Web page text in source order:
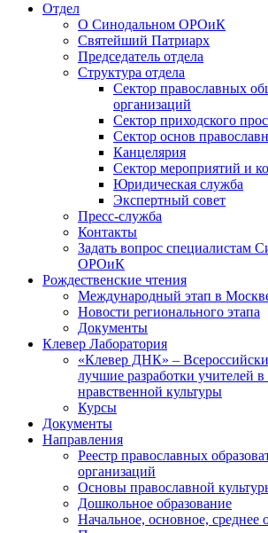
Отдел
О Синодальном ОРОиК
Святейший Патриарх
Председатель отдела
Структура отдела
Сектор православных
организаций
Сектор приходского
Сектор основ
Канцелярия
Сектор мероприятий и
Юридическая служба
Экспертный совет
Пресс-служба
Контакты
Задать вопрос специалистам
ОРОиК
Рождественские чтения
Международный этап в
Новости регионального этапа
Документы
Клевер Лаборатория
«Клевер ДНК» –
лучшие разработки учителей
нравственной культуры
Курсы
Документы
Направления
Реестр православных
организаций
Основы православной
Дошкольное образование
Начальное, основное, среднее